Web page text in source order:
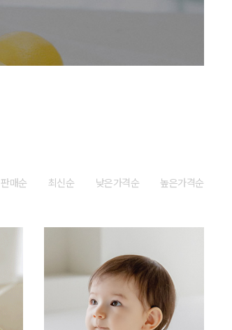
판매순 최신순 낮은가격순 높은가격순